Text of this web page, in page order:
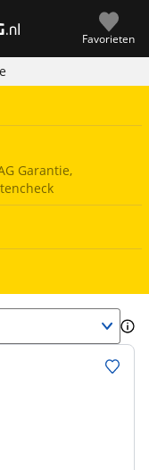
Favorieten
Garantie,